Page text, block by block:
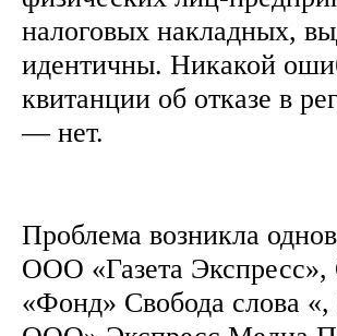
налоговых накладных,
идентичны. Никакой
квитанции об отказе в
— нет.
Проблема возникла
ООО «Газета
«Фонд» Свобода слова